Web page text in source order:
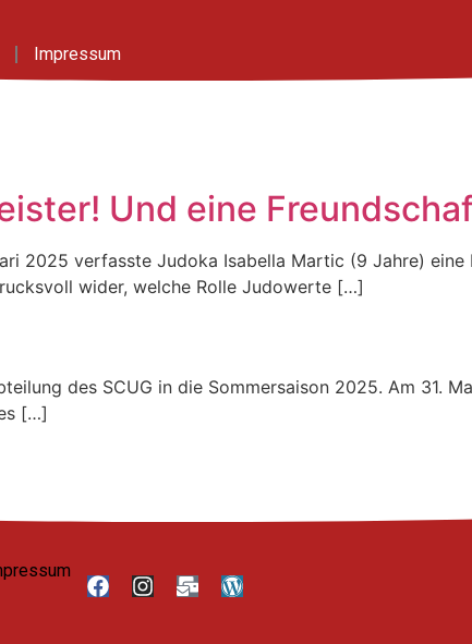
Impressum
Und eine
2025 verfasste Judoka Isabella Martic (9 Jahre) eine
wider, welche Rolle Judowerte […]
des SCUG in die Sommersaison 2025. Am 31.
[…]